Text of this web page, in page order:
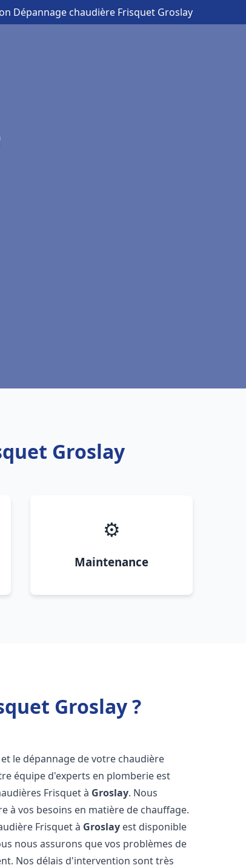
Dépannage chaudière Frisquet Groslay
Groslay
⚙️
Maintenance
Groslay ?
le dépannage de votre chaudière
équipe d'experts en plomberie est
Frisquet à Groslay. Nous
à vos besoins en matière de chauffage.
Frisquet à Groslay est disponible
nous assurons que vos problèmes de
Nos délais d'intervention sont très